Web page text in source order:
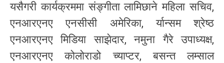
यसैगरी कार्यक्रममा संङ्गीता लामिछाने महिला सचिव,
एनआरएनए एनसीसी अमेरिका, र्यान्सम श्रेष्ठ
एनआरएनए मिडिया साझेदार, नमुना गैरे उपाध्यक्ष,
एनआरएनए कोलोराडो च्याप्टर, बसन्त लम्साल